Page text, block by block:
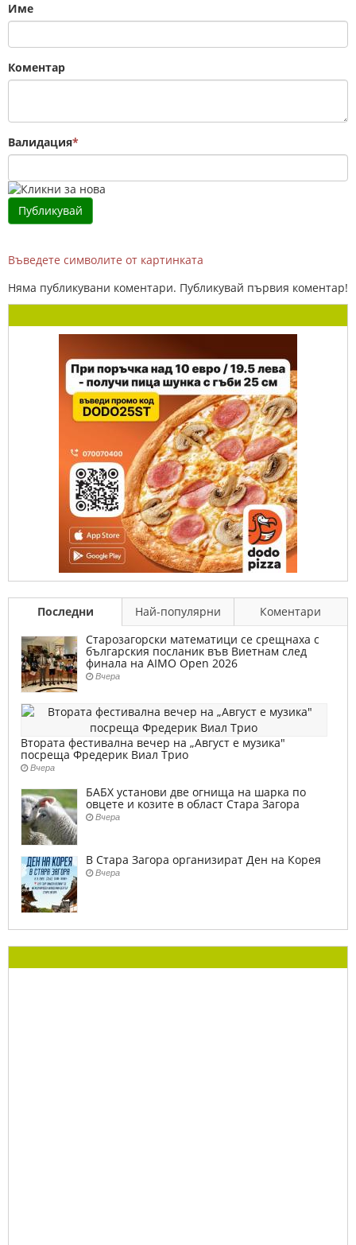
Име
Коментар
Валидация*
Въведете символите от картинката
Няма публикувани коментари. Публикувай първия коментар!
Последни Най-популярни
Коментари
Старозагорски математици се срещнаха с
българския посланик във Виетнам след
финала на AIMO Open 2026
Вчера
Втората фестивална вечер на „Август е музика"
посреща Фредерик Виал Трио
Вчера
БАБХ установи две огнища на шарка по
овцете и козите в област Стара Загора
Вчера
В Стара Загора организират Ден на Корея
Вчера